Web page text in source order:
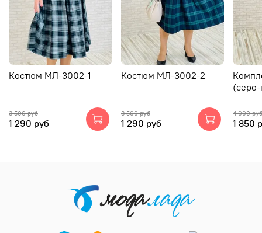
Костюм МЛ-3002-1
3 500 руб
1 290 руб
Костюм МЛ-3002-2
3 500 руб
1 290 руб
4 000 руб
1 850